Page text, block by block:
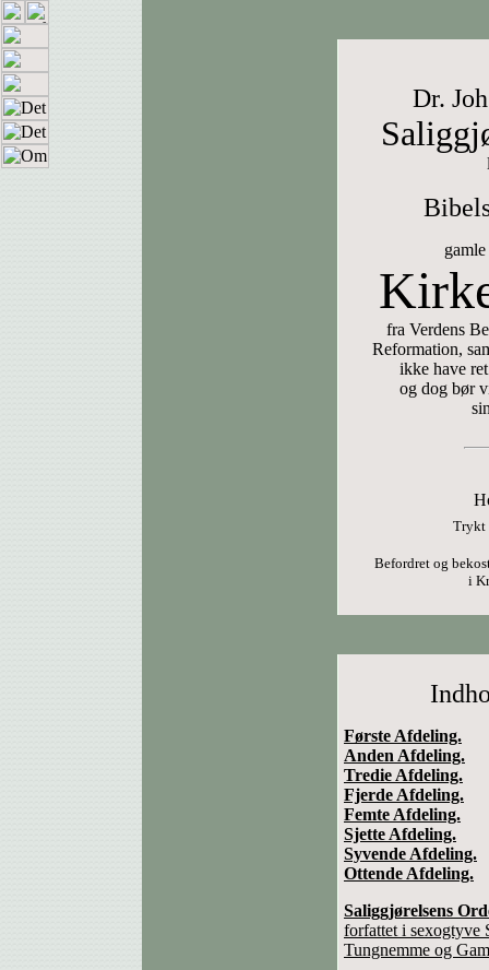
Dr.
fra Verdens
Reformation,
ikke have
og dog bør
Trykt
Befordret og
i
Første Afdeling.
Anden Afdeling.
Tredie Afdeling.
Fjerde Afdeling.
Femte Afdeling.
Sjette Afdeling.
Syvende Afdeling.
Ottende Afdeling.
Saliggjørelsens
forfattet i sexogtyve
Tungnemme og